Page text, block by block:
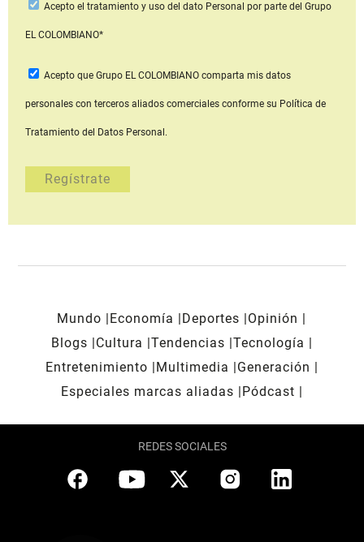
Acepto el tratamiento y uso del dato Personal por parte del Grupo
EL COLOMBIANO*
Acepto que Grupo EL COLOMBIANOcomparta mis datos
personales con terceros aliados comerciales conforme su Política de
Tratamiento del Datos Personal.
Mundo Economía Deportes
Opinión
Blogs
Cultura Tendencias Tecnología
Entretenimiento
Multimedia
Generación
Especiales marcas aliadas
Pódcast
REDES SOCIALES